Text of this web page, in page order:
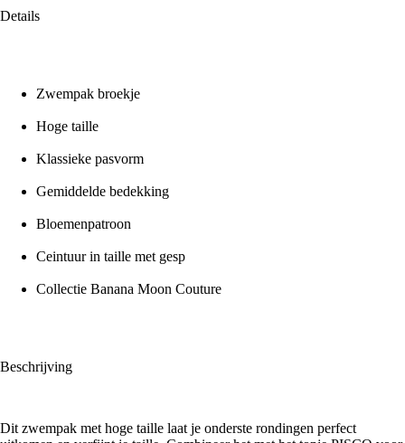
Details
Zwempak broekje
Hoge taille
Klassieke pasvorm
Gemiddelde bedekking
Bloemenpatroon
Ceintuur in taille met gesp
Collectie Banana Moon Couture
Beschrijving
Dit zwempak met hoge taille laat je onderste rondingen perfect